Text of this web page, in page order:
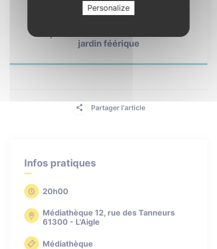
Culture
jardin féérique
Partager l'article
Infos pratiques
20h00
Médiathèque 12, rue des Tanneurs
61300 - L'Aigle
Médiathèque
Personalize